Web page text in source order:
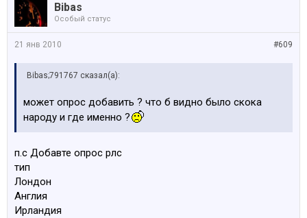
Bibas
Особый статус
#609
21 янв 2010
Bibas;791767 сказал(а):
может опрос добавить ? что б видно было скока
народу и где именно ?
п.с Добавте опрос рлс
тип
Лондон
Англия
Ирландия